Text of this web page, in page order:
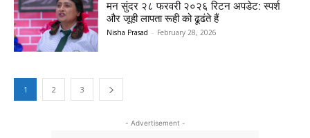
मन सुंदर २८ फरवरी २०२६ रिटन अपडेट: स्पर्श
और जूही लापता रूही को ढूढंते हैं
Nisha Prasad - February 28, 2026
1 2 3
- Advertisement -